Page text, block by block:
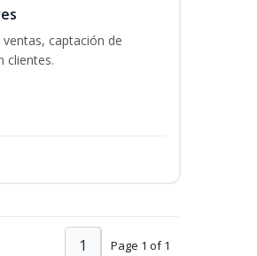
captación de
clientes.
Page 1 of 1
1